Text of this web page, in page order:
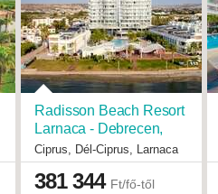
Radisson Beach Resort
Larnaca - Debrecen,
Repülő 5*
Ciprus, Dél-Ciprus, Larnaca
Időpontok:
16 db
381 344 Ft/fő-től